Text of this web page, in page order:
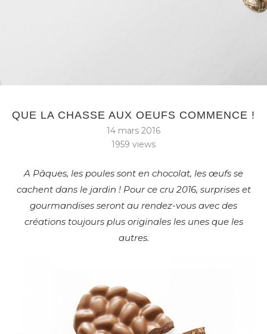
QUE LA CHASSE AUX OEUFS COMMENCE !
14 mars 2016
1959 views
A Pâques, les poules sont en chocolat, les œufs se
cachent dans le jardin ! Pour ce cru 2016, surprises et
gourmandises seront au rendez-vous avec des
créations toujours plus originales les unes que les
autres.